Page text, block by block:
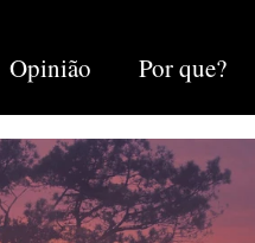
Opinião Por que?
Minha Vida Notion